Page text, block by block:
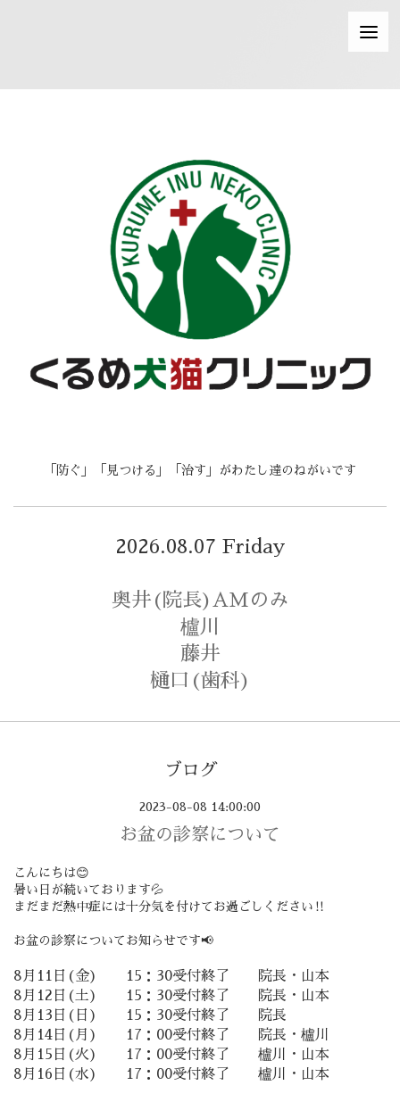
「防ぐ」「見つける」「治す」がわたし達のねがいです
2026.08.07 Friday
奥井(院長)AMのみ
櫨川
藤井
樋口(歯科)
ブログ
2023-08-08 14:00:00
お盆の診察について
こんにちは😊
暑い日が続いております💦
まだまだ熱中症には十分気を付けてお過ごしください‼️
お盆の診察についてお知らせです📢
8月11日(金) 15：30受付終了 院長・山本
8月12日(土) 15：30受付終了 院長・山本
8月13日(日) 15：30受付終了 院長
8月14日(月) 17：00受付終了 院長・櫨川
8月15日(火) 17：00受付終了 櫨川・山本
8月16日(水) 17：00受付終了 櫨川・山本